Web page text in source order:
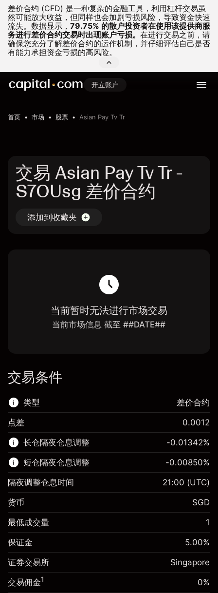
差价合约 (CFD) 是一种复杂的金融工具，利用杠杆交易虽
然可能放大收益，但同样也会加剧亏损风险，导致资金快速
流失。 数据显示， 79.75% 的散户投资者在使用该提供商服
务进行差价合约交易时出现账户亏损。 在进行交易之前，请
确保您充分了解差价合约的运作机制，并仔细评估自己是否
有能力承担资金亏损的高风险。
开立账户
首页 市场 股票 Asian Pay Tv Tr
交易 Asian Pay Tv Tr -
S7OUsg 差价合约
添加到收藏夹
当前暂时无法进行市场交易
当前市场信息 截至 ##DATE##
交易条件
类型
该金融市场可进行差价合约交易。
了解更多:
差价合约
差价合约
点差 0.0012
长仓隔夜仓息调整
保证金。您的投资
SGD 1,000.00
隔夜仓息
-0.013418%
(-SGD 2.68)
使用杠杆的交易规模（大约值）SGD 20,000.00
来自杠杆的资金 - 美元（大约值）
SGD 19,000.00
-0.01342%
短仓隔夜仓息调整
保证金。您的投资
SGD 1,000.00
隔夜仓息
来自头寸全值的费用
-0.0085%
(-SGD 1.70)
使用杠杆的交易规模（大约值）SGD 20,000.00
来自杠杆的资金 - 美元（大约值）
-0.00850%
隔夜调整仓息时间 21:00 (UTC)
货币 SGD
最低成交量 1
保证金 5.00%
证券交易所 Singapore
交易佣金1 0%